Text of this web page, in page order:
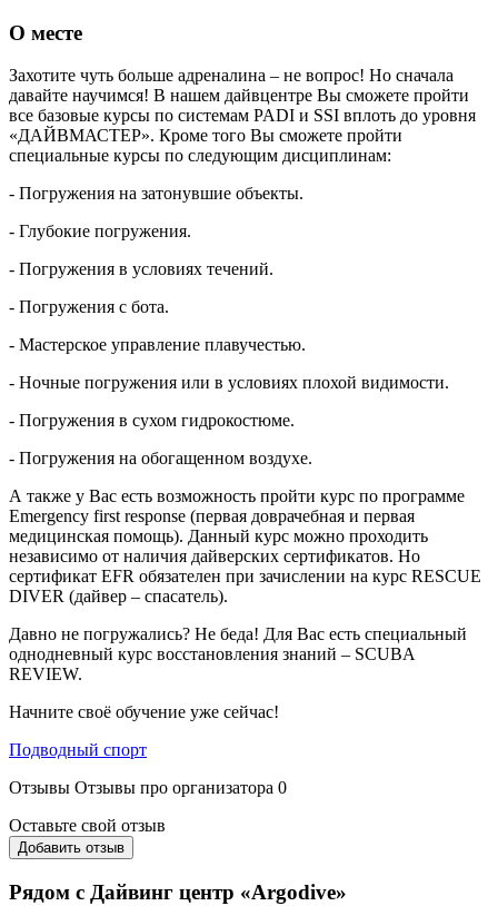
О месте
Захотите чуть больше адреналина – не вопрос! Но сначала
давайте научимся! В нашем дайвцентре Вы сможете пройти
все базовые курсы по системам PADI и SSI вплоть до уровня
«ДАЙВМАСТЕР». Кроме того Вы сможете пройти
специальные курсы по следующим дисциплинам:
- Погружения на затонувшие объекты.
- Глубокие погружения.
- Погружения в условиях течений.
- Погружения с бота.
- Мастерское управление плавучестью.
- Ночные погружения или в условиях плохой видимости.
- Погружения в сухом гидрокостюме.
- Погружения на обогащенном воздухе.
А также у Вас есть возможность пройти курс по программе
Emergency first response (первая доврачебная и первая
медицинская помощь). Данный курс можно проходить
независимо от наличия дайверских сертификатов. Но
сертификат EFR обязателен при зачислении на курс RESCUE
DIVER (дайвер – спасатель).
Давно не погружались? Не беда! Для Вас есть специальный
однодневный курс восстановления знаний – SCUBA
REVIEW.
Начните своё обучение уже сейчас!
Подводный спорт
Отзывы Отзывы про организатора 0
Оставьте свой отзыв
Добавить отзыв
Рядом с Дайвинг центр «Argodive»